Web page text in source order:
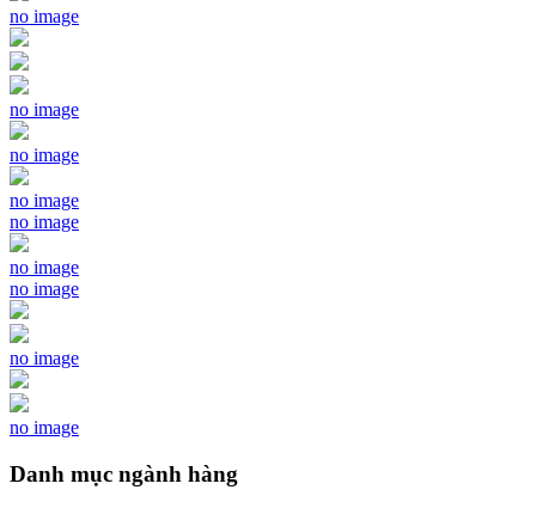
no image
no image
no image
no image
no image
no image
no image
no image
no image
Danh mục ngành hàng